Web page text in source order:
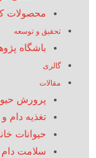
محصولات
تحقیق و توسعه
باشگاه
گالری
مقالات
پرورش
تغذیه دام و
حیوانات
سلامت دام